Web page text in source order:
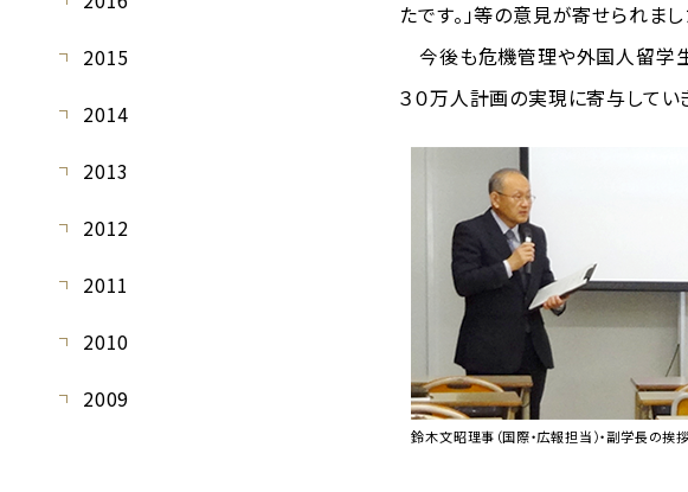
たです。」等の意見が寄せられまし
今後も危機管理や外国人留学
３０万人計画の実現に寄与してい
鈴木文昭理事（国際・広報担当）・副学長の挨拶
2015
2014
2013
2012
2011
2010
2009